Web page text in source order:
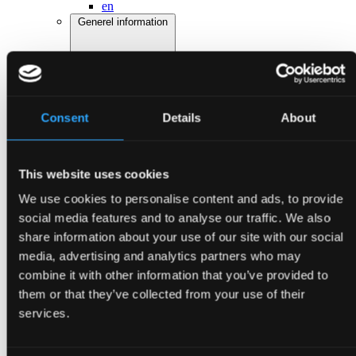
Consent Details About
This website uses cookies
We use cookies to personalise content and ads, to provide
social media features and to analyse our traffic. We also
share information about your use of our site with our social
media, advertising and analytics partners who may
combine it with other information that you’ve provided to
them or that they’ve collected from your use of their
services.
en
Generel information
Tilbage
Praktisk information
Gå til Generel information
Om Bogforum
Bliv Udstiller
Presse
Kontakt
da
en